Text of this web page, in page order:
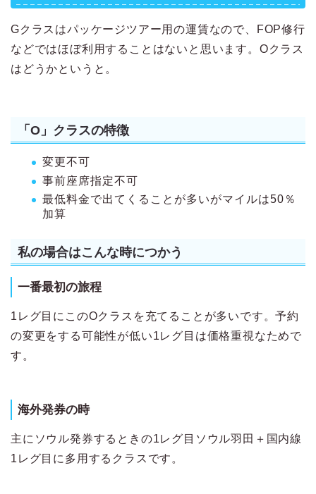
Gクラスはパッケージツアー用の運賃なので、FOP修行
などではほぼ利用することはないと思います。Oクラス
はどうかというと。
「O」クラスの特徴
変更不可
事前座席指定不可
最低料金で出てくることが多いがマイルは50％
加算
私の場合はこんな時につかう
一番最初の旅程
1レグ目にこのOクラスを充てることが多いです。予約
の変更をする可能性が低い1レグ目は価格重視なためで
す。
海外発券の時
主にソウル発券するときの1レグ目ソウル羽田＋国内線
1レグ目に多用するクラスです。